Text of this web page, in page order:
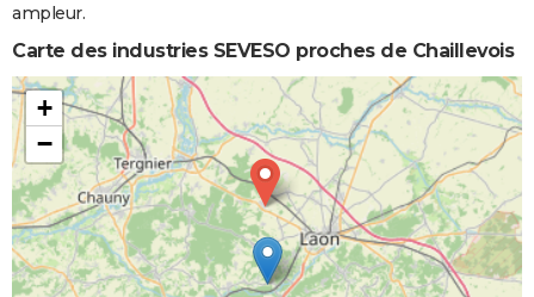
ampleur.
Carte des industries SEVESO proches de Chaillevois
+
−